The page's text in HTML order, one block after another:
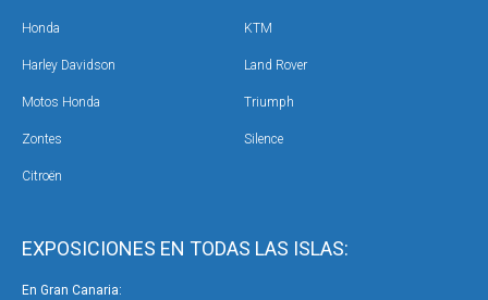
EXPOSICIONES EN TODAS LAS ISLAS:
En Gran Canaria:
Honda KTM
Harley Davidson Land Rover
Motos Honda Triumph
Zontes Silence
Citroën